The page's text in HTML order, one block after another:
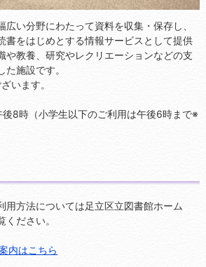
広い分野にわたって資料を収集・保存し、
書をはじめとする情報サービスとして提供
や教養、研究やレクリエーションなどの支
施設です。
います。
8時（小学生以下のご利用は午後6時まで※
用方法については足立区立図書館ホーム
ださい。
内はこちら